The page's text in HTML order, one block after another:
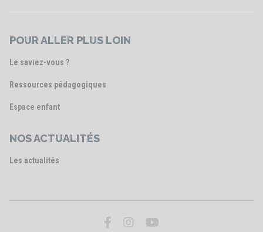
POUR ALLER PLUS LOIN
Le saviez-vous ?
Ressources pédagogiques
Espace enfant
NOS ACTUALITÉS
Les actualités